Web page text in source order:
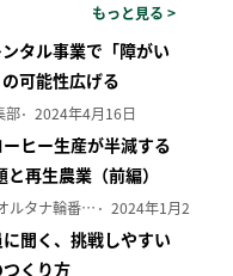
もっと見る >
タル事業で「障がい
可能性広げる
部 2024年4月16日
ヒー生産が半減する
再生農業（前編）
吉田 広子（オルタナ輪番編集長） 2024年1月29日
聞く、挑戦しやすい
くり方